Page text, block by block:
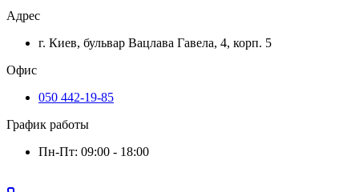
Адрес
г. Киев, бульвар Вацлава Гавела, 4, корп. 5
Офис
050 442-19-85
График работы
Пн-Пт: 09:00 - 18:00